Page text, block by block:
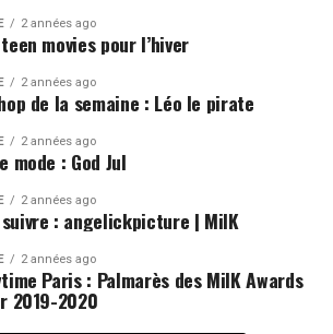
2 années ago
movies pour l’hiver
2 années ago
de la semaine : Léo le pirate
2 années ago
mode : God Jul
2 années ago
: angelickpicture | MilK
2 années ago
Paris : Palmarès des MilK Awards
2019-2020